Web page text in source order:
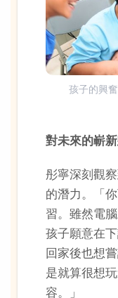
孩子的興
對未來的嶄
彤寧深刻觀
的潛力。「
習。雖然電
孩子願意在
回家後也想
是就算很想
容。」